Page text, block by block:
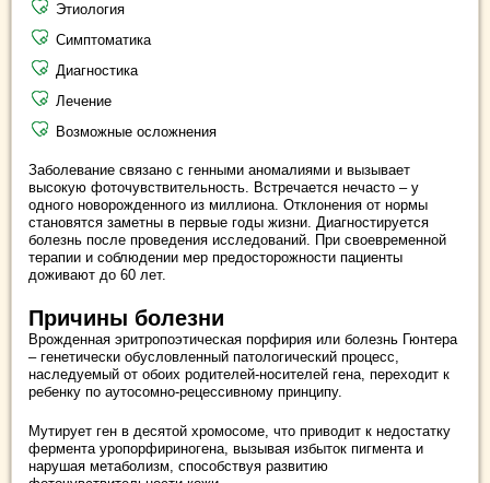
Этиология
Симптоматика
Диагностика
Лечение
Возможные осложнения
Заболевание связано с генными аномалиями и вызывает
высокую фоточувствительность. Встречается нечасто – у
одного новорожденного из миллиона. Отклонения от нормы
становятся заметны в первые годы жизни. Диагностируется
болезнь после проведения исследований. При своевременной
терапии и соблюдении мер предосторожности пациенты
доживают до 60 лет.
Причины болезни
Врожденная эритропоэтическая порфирия или болезнь Гюнтера
– генетически обусловленный патологический процесс,
наследуемый от обоих родителей-носителей гена, переходит к
ребенку по аутосомно-рецессивному принципу.
Мутирует ген в десятой хромосоме, что приводит к недостатку
фермента уропорфириногена, вызывая избыток пигмента и
нарушая метаболизм, способствуя развитию